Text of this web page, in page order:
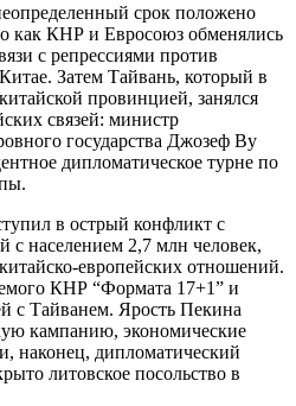
срок положено
как КНР и Евросоюз обменялись
с репрессиями против
Затем Тайвань, который в
провинцией, занялся
связей: министр
государства Джозеф Ву
дипломатическое турне по
в острый конфликт с
с населением 2,7 млн человек,
европейских отношений.
КНР “Формата 17+1” и
с Тайванем. Ярость Пекина
кампанию, экономические
наконец, дипломатический
литовское посольство в